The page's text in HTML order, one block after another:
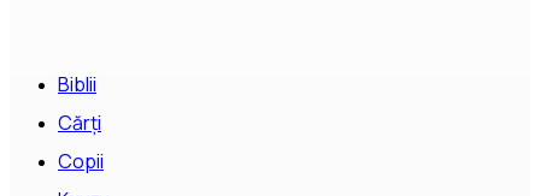
Biblii
Cărți
Copii